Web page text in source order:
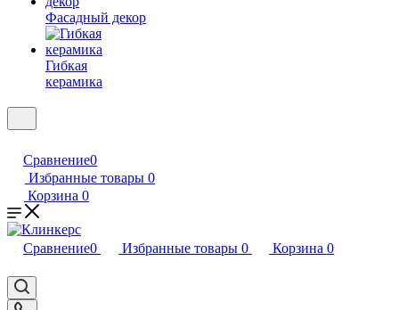
Фасадный декор
Гибкая
керамика
Сравнение0
Избранные товары 0
Корзина 0
Сравнение0 Избранные товары 0 Корзина 0